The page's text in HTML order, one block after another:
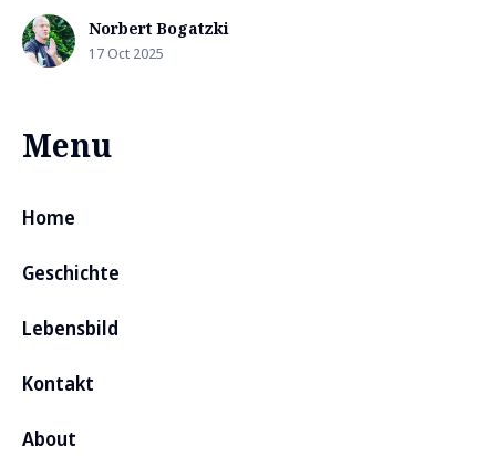
Norbert Bogatzki
17 Oct 2025
Menu
Home
Geschichte
Lebensbild
Kontakt
About